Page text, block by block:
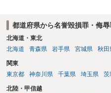
都道府県から名誉毀損罪・侮
北海道・東北
北海道
青森県 岩手県 宮城県 秋田
関東
東京都
神奈川県 千葉県 埼玉県 茨
北陸・甲信越